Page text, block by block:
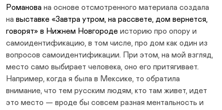
Романова на основе отсмотренного материала создала
на выставке «Завтра утром, на рассвете, дом вернется,
говорят» в Нижнем Новгороде историю про опору и
самоидентификацию, в том числе, про дом как один из
вопросов самоидентификации. При этом, на мой взгляд,
место само выбирает человека, оно его притягивает.
Например, когда я была в Мексике, то обратила
внимание, что тем русским людям, кто там живет, идет
это место — вроде бы совсем разная ментальность и